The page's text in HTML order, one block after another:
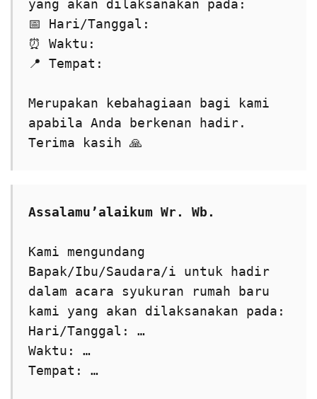
yang akan dilaksanakan pada:
📅 Hari/Tanggal:
⏰ Waktu:
📍 Tempat:
Merupakan kebahagiaan bagi kami
apabila Anda berkenan hadir.
Terima kasih 🙏
Assalamu’alaikum Wr. Wb.
Kami mengundang
Bapak/Ibu/Saudara/i untuk hadir
dalam acara syukuran rumah baru
kami yang akan dilaksanakan pada:
Hari/Tanggal: …
Waktu: …
Tempat: …